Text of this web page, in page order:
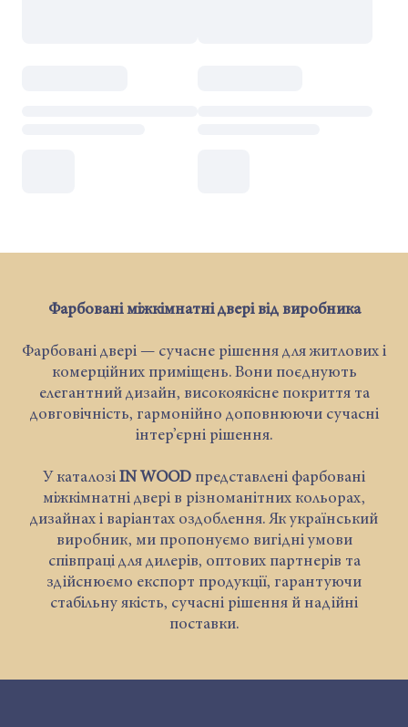
Фарбовані міжкімнатні двері від виробника
Фарбовані двері — сучасне рішення для житлових і
комерційних приміщень. Вони поєднують
елегантний дизайн, високоякісне покриття та
довговічність, гармонійно доповнюючи сучасні
інтер’єрні рішення.
У каталозіIN WOODпредставлені фарбовані
міжкімнатні двері в різноманітних кольорах,
дизайнах і варіантах оздоблення. Як український
виробник, ми пропонуємо вигідні умови
співпраці для дилерів, оптових партнерів та
здійснюємо експорт продукції, гарантуючи
стабільну якість, сучасні рішення й надійні
поставки.